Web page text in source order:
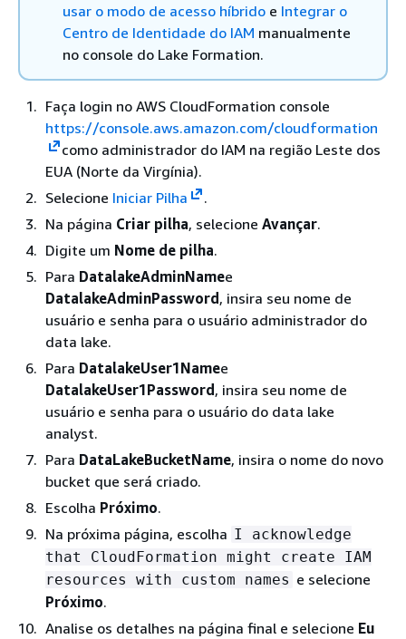
usar o modo de acesso híbrido e Integrar o
Centro de Identidade do IAM manualmente
no console do Lake Formation.
Faça login no AWS CloudFormation console
https://console.aws.amazon.com/cloudformation
como administrador do IAM na região Leste dos
EUA (Norte da Virgínia).
Selecione Iniciar Pilha
.
Na página Criar pilha, selecione Avançar.
Digite um Nome de pilha.
Para DatalakeAdminNamee
DatalakeAdminPassword, insira seu nome de
usuário e senha para o usuário administrador do
data lake.
Para DatalakeUser1Namee
DatalakeUser1Password, insira seu nome de
usuário e senha para o usuário do data lake
analyst.
Para DataLakeBucketName, insira o nome do novo
bucket que será criado.
Escolha Próximo.
Na próxima página, escolha I acknowledge
that CloudFormation might create IAM
resources with custom names e selecione
Próximo.
Analise os detalhes na página final e selecione Eu